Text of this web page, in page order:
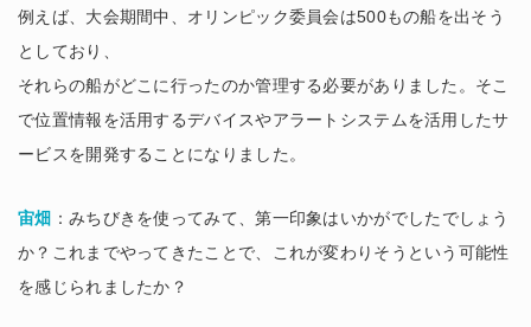
例えば、大会期間中、オリンピック委員会は500もの船を出そう
としており、
それらの船がどこに行ったのか管理する必要がありました。そこ
で位置情報を活用するデバイスやアラートシステムを活用したサ
ービスを開発することになりました。
宙畑 ：みちびきを使ってみて、第一印象はいかがでしたでしょう
か？これまでやってきたことで、これが変わりそうという可能性
を感じられましたか？